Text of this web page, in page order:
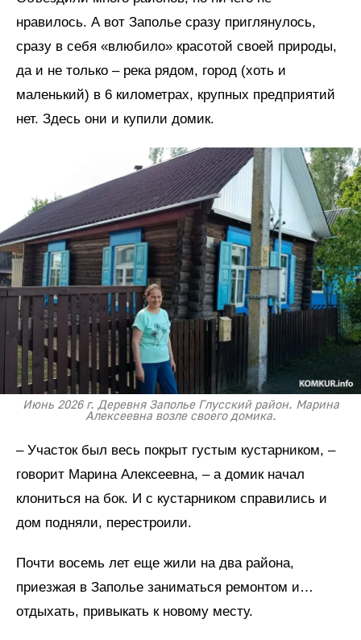
нравилось. А вот Заполье сразу приглянулось,
сразу в себя «влюбило» красотой своей природы,
да и не только – река рядом, город (хоть и
маленький) в 6 километрах, крупных предприятий
нет. Здесь они и купили домик.
Июнь 2026 г. Деревня Заполье Глусский район. Марина
Алексеевна возле своего домика.
– Участок был весь покрыт густым кустарником, –
говорит Марина Алексеевна, – а домик начал
клониться на бок. И с кустарником справились и
дом подняли, перестроили.
Почти восемь лет еще жили на два района,
приезжая в Заполье заниматься ремонтом и…
отдыхать, привыкать к новому месту.